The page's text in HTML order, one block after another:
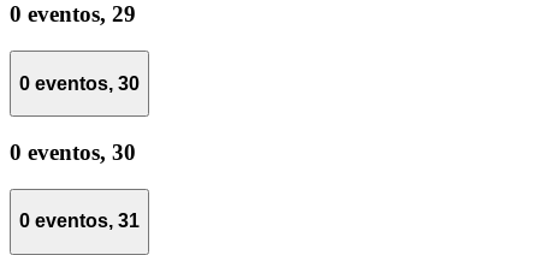
0 eventos, 29
0 eventos, 30
0 eventos, 30
0 eventos, 31